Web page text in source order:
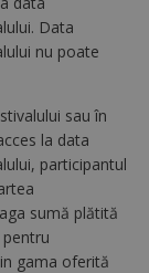
Data
nu poate
sau în
la data
participantul
sumă plătită
gama oferită